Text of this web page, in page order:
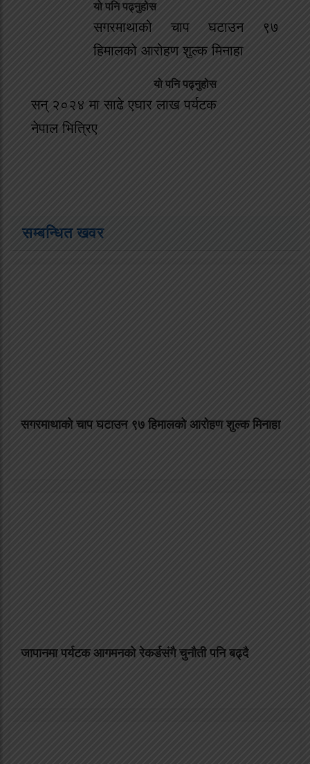
यो पनि पढ्नुहोस
सगरमाथाको चाप घटाउन ९७
हिमालको आरोहण शुल्क मिनाहा
यो पनि पढ्नुहोस
सन् २०२४ मा साढे एघार लाख पर्यटक
नेपाल भित्रिए
सम्बन्धित खवर
सगरमाथाको चाप घटाउन ९७ हिमालको आरोहण शुल्क मिनाहा
जापानमा पर्यटक आगमनको रेकर्डसंगै चुनौती पनि बढ्दै